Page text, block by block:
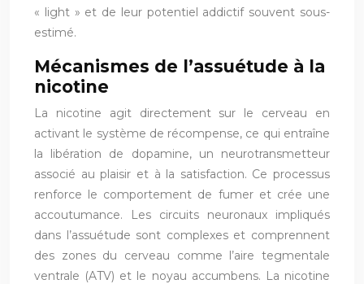
« light » et de leur potentiel addictif souvent sous-
estimé.
Mécanismes de l’assuétude à la
nicotine
La nicotine agit directement sur le cerveau en
activant le système de récompense, ce qui entraîne
la libération de dopamine, un neurotransmetteur
associé au plaisir et à la satisfaction. Ce processus
renforce le comportement de fumer et crée une
accoutumance. Les circuits neuronaux impliqués
dans l’assuétude sont complexes et comprennent
des zones du cerveau comme l’aire tegmentale
ventrale (ATV) et le noyau accumbens. La nicotine